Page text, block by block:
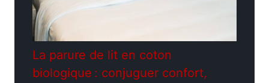
La parure de lit en coton
biologique : conjuguer confort,